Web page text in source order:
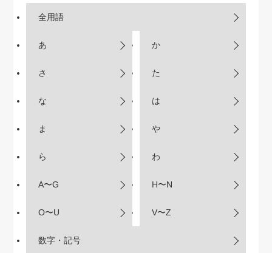
全用語
あ か
さ た
な は
ま や
ら わ
A〜G H〜N
O〜U V〜Z
数字・記号